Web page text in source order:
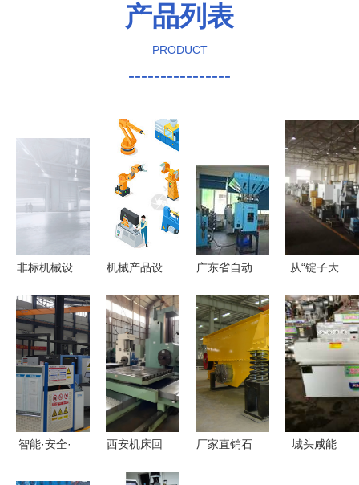
产品列表
PRODUCT
----------------
非标机械设
禧工业设计
公司如何定
义工业美学
与功能的融
合
机械产品设
备 从创新
到应用
广东省自动
类及注塑机
集中供料系
统批发——
恒荣机械设
备专家解析
从“锭子大
标杆 河南
二纺机如何
实现千家企
业工装下的
质造奇迹
智能·安全·
西安机床回
厂家直销石
城头咸能